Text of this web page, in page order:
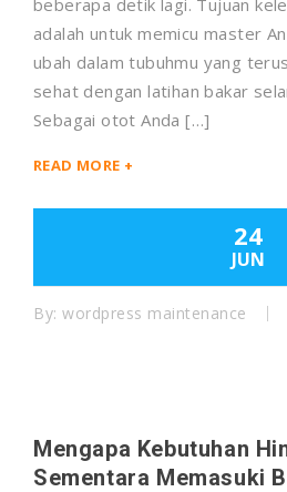
beberapa detik lagi. Tujuan
adalah untuk memicu master
ubah dalam tubuhmu yang
sehat dengan latihan bakar
Sebagai otot Anda […]
READ MORE +
24
JUN
By: wordpress maintenance
Mengapa Kebutuhan
Sementara Memasuki